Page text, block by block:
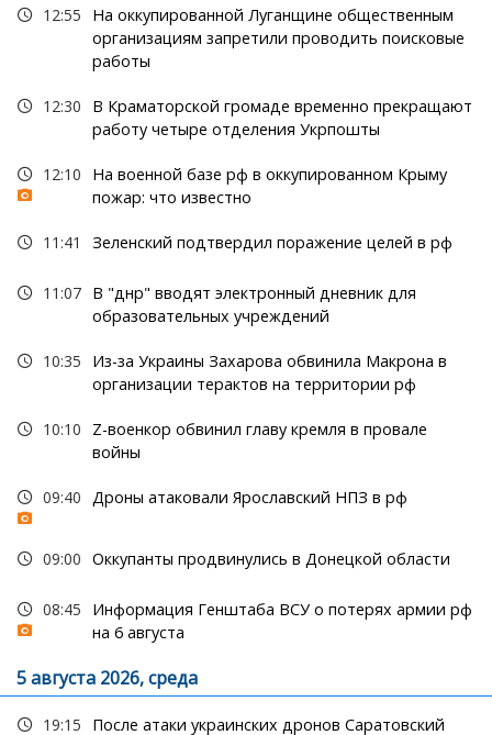
12:55
На оккупированной Луганщине общественным
организациям запретили проводить поисковые
работы
12:30
В Краматорской громаде временно прекращают
работу четыре отделения Укрпошты
12:10
На военной базе рф в оккупированном Крыму
пожар: что известно
11:41 Зеленский подтвердил поражение целей в рф
11:07 В "днр" вводят электронный дневник для
образовательных учреждений
10:35
Из-за Украины Захарова обвинила Макрона в
организации терактов на территории рф
10:10
Z-военкор обвинил главу кремля в провале
войны
09:40 Дроны атаковали Ярославский НПЗ в рф
09:00 Оккупанты продвинулись в Донецкой области
08:45
Информация Генштаба ВСУ о потерях армии рф
на 6 августа
5 августа 2026, среда
19:15 После атаки украинских дронов Саратовский